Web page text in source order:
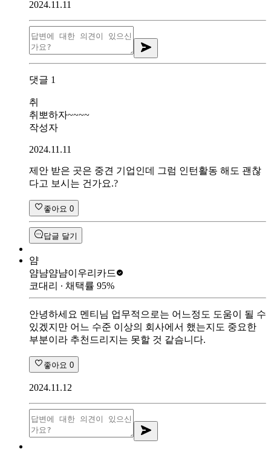
2024.11.11
댓글 1
취
취뽀하자~~~~
작성자
2024.11.11
제안 받은 곳은 중견 기업인데 그럼 인턴활동 해도 괜찮
다고 보시는 건가요.?
좋아요 0
답글 달기
얌
얌냠얌냠이 우리카드
코대리 ∙ 채택률 95%
안녕하세요 멘티님 업무적으로는 어느정도 도움이 될 수
있겠지만 어느 수준 이상의 회사에서 했는지도 중요한
부분이라 추천드리지는 못할 것 같슴니다.
좋아요 0
2024.11.12